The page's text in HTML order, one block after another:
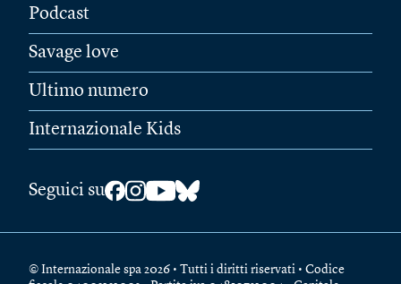
Podcast
Savage love
Ultimo numero
Internazionale Kids
Seguici su
© Internazionale spa 2026 • Tutti i diritti riservati • Codice